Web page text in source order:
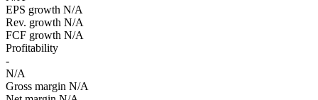
EPS growth N/A
Rev. growth N/A
FCF growth N/A
Profitability
-
N/A
Gross margin N/A